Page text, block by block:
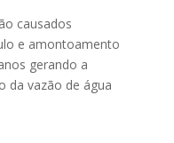
causados
e amontoamento
gerando a
da vazão de água